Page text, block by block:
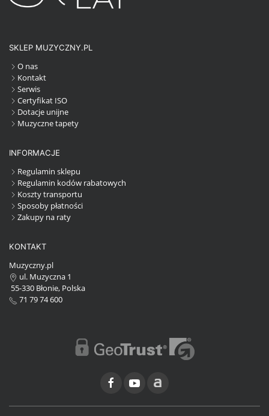
SKLEP MUZYCZNY.PL
O nas
Kontakt
Serwis
Certyfikat ISO
Dotacje unijne
Muzyczne tapety
INFORMACJE
Regulamin sklepu
Regulamin kodów rabatowych
Koszty transportu
Sposoby płatności
Zakupy na raty
KONTAKT
Muzyczny.pl
ul. Muzyczna 1
55-330 Błonie, Polska
71 79 74 600